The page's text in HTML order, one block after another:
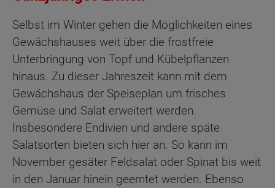
Selbst im Winter gehen die Möglichkeiten eines
Gewächshauses weit über die frostfreie
Unterbringung von Topf und Kübelpflanzen
hinaus. Zu dieser Jahreszeit kann mit dem
Gewächshaus der Speiseplan um frisches
Gemüse und Salat erweitert werden.
Insbesondere Endivien und andere späte
Salatsorten bieten sich hier an. So kann im
November gesäter Feldsalat oder Spinat bis weit
in den Januar hinein geerntet werden. Ebenso